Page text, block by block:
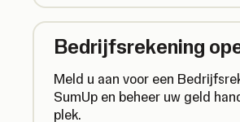
Bedrijfsrekening
Meld u aan voor een
SumUp en beheer uw geld
plek.